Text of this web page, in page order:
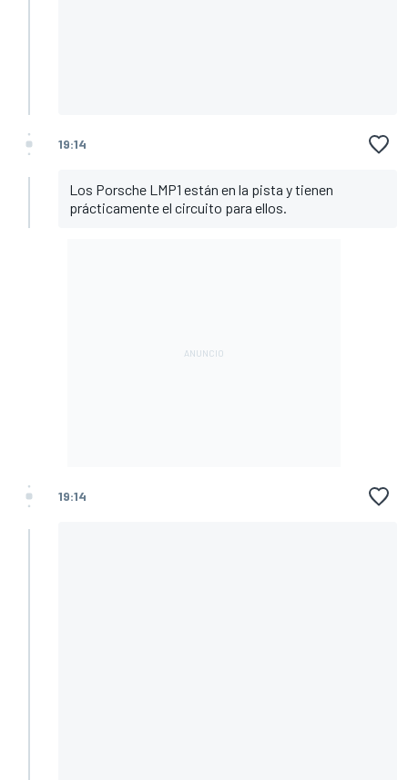
19:14
Los Porsche LMP1 están en la pista y tienen
prácticamente el circuito para ellos.
19:14